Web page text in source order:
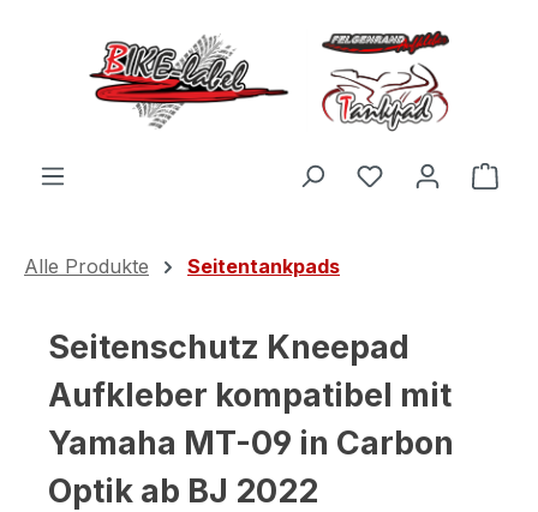
Zum Hauptinhalt springen
Du hast 0
Alle Produkte Seitentankpads
Seitenschutz Kneepad
Aufkleber kompatibel mit
Yamaha MT-09 in Carbon
Optik ab BJ 2022